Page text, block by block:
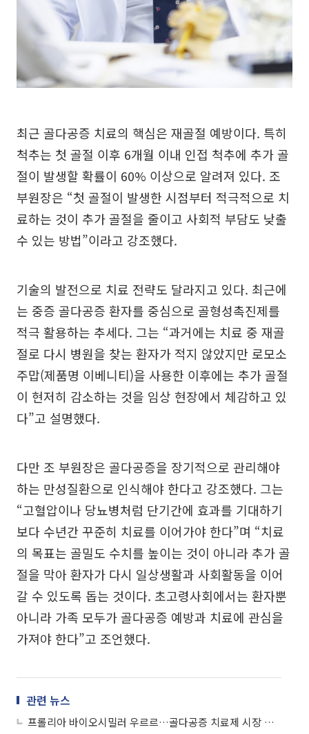
최근 골다공증 치료의 핵심은 재골절 예방이다. 특히
척추는 첫 골절 이후 6개월 이내 인접 척추에 추가 골
절이 발생할 확률이 60% 이상으로 알려져 있다. 조
부원장은 “첫 골절이 발생한 시점부터 적극적으로 치
료하는 것이 추가 골절을 줄이고 사회적 부담도 낮출
수 있는 방법”이라고 강조했다.
기술의 발전으로 치료 전략도 달라지고 있다. 최근에
는 중증 골다공증 환자를 중심으로 골형성촉진제를
적극 활용하는 추세다. 그는 “과거에는 치료 중 재골
절로 다시 병원을 찾는 환자가 적지 않았지만 로모소
주맙(제품명 이베니티)을 사용한 이후에는 추가 골절
이 현저히 감소하는 것을 임상 현장에서 체감하고 있
다”고 설명했다.
다만 조 부원장은 골다공증을 장기적으로 관리해야
하는 만성질환으로 인식해야 한다고 강조했다. 그는
“고혈압이나 당뇨병처럼 단기간에 효과를 기대하기
보다 수년간 꾸준히 치료를 이어가야 한다”며 “치료
의 목표는 골밀도 수치를 높이는 것이 아니라 추가 골
절을 막아 환자가 다시 일상생활과 사회활동을 이어
갈 수 있도록 돕는 것이다. 초고령사회에서는 환자뿐
아니라 가족 모두가 골다공증 예방과 치료에 관심을
가져야 한다”고 조언했다.
관련 뉴스
프롤리아 바이오시밀러 우르르…골다공증 치료제 시장 경쟁 치열